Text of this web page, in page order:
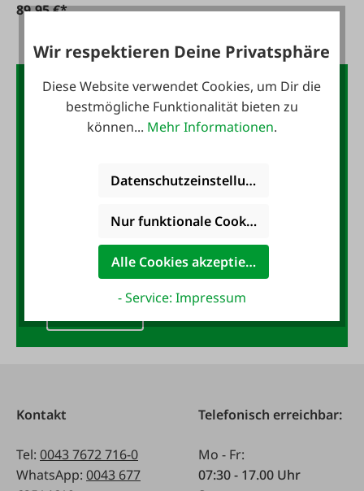
89,95 €*
Der FAIE-Newsletter:
10,- Gutschein
Jetzt für den FAIE-Newsletter
anmelden und 10,- Gutschein
E-Mail-Adresse*
Kontakt
Tel: 0043 7672 716-0
WhatsApp: 0043 677
Telefonisch erreichbar:
Mo - Fr:
07:30 - 17.00 Uhr
Wir respektieren Deine Privatsphäre
Diese Website verwendet Cookies, um Dir die
bestmögliche Funktionalität bieten zu
können... Mehr Informationen.
Datenschutzeinstellungen
Nur funktionale Cookies akzeptieren
Alle Cookies akzeptieren
- Service: Impressum